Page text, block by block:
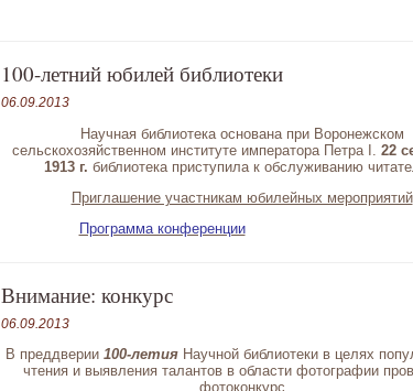
100-летний юбилей библиотеки
06.09.2013
Научная библиотека основана при Воронежском
сельскохозяйственном институте императора Петра I. 22
1913 г. библиотека приступила к обслуживанию
Приглашение участникам юбилейных мероприятий
Программа конференции
Внимание: конкурс
06.09.2013
В преддверии 100-летияНаучной библиотеки в целях
чтения и выявления талантов в области фотографии
фотоконкурс